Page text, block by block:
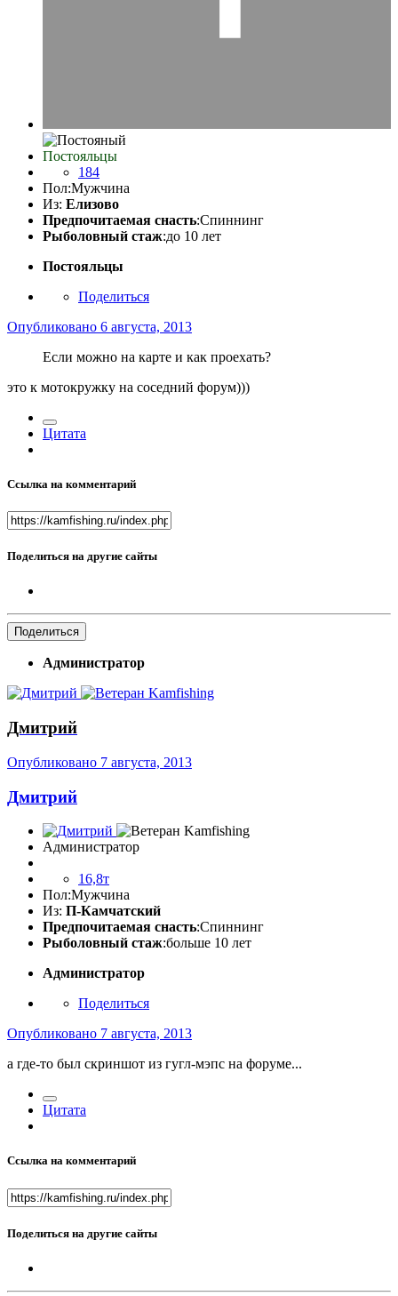
Постояльцы
184
Пол:Мужчина
Из: Елизово
Предпочитаемая снасть:Спиннинг
Рыболовный стаж:до 10 лет
Постояльцы
Поделиться
Опубликовано 6 августа, 2013
Если можно на карте и как проехать?
это к мотокружку на соседний форум)))
Цитата
Ссылка на комментарий
Поделиться на другие сайты
Поделиться
Администратор
Дмитрий
Опубликовано 7 августа, 2013
Дмитрий
Администратор
16,8т
Пол:Мужчина
Из: П-Камчатский
Предпочитаемая снасть:Спиннинг
Рыболовный стаж:больше 10 лет
Администратор
Поделиться
Опубликовано 7 августа, 2013
а где-то был скриншот из гугл-мэпс на форуме...
Цитата
Ссылка на комментарий
Поделиться на другие сайты